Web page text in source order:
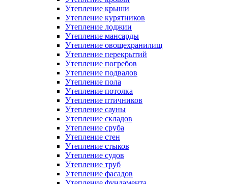
Утепление крыши
Утепление курятников
Утепление лоджии
Утепление мансарды
Утепление овощехранилищ
Утепление перекрытий
Утепление погребов
Утепление подвалов
Утепление пола
Утепление потолка
Утепление птичников
Утепление сауны
Утепление складов
Утепление сруба
Утепление стен
Утепление стыков
Утепление судов
Утепление труб
Утепление фасадов